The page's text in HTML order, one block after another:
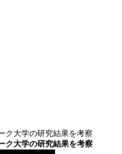
ク大学の研究結果を考察
ク大学の研究結果を考察